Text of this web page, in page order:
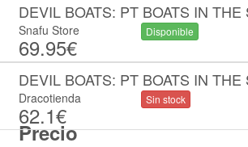
Precio
DEVIL BOATS: PT BOATS IN THE
Snafu Store
69.95€
Disponible
DEVIL BOATS: PT BOATS IN THE
Dracotienda
62.1€
Sin stock